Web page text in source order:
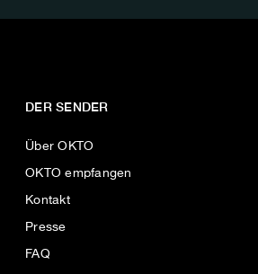
DER SENDER
Über OKTO
OKTO empfangen
Kontakt
Presse
FAQ